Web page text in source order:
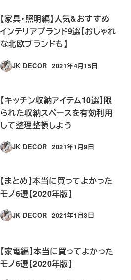
【家具・照明編】人気&おすすめ
インテリアブランド9選【おしゃれ
な北欧ブランドも】
JK DECOR 投稿日
2021年4月15日
【キッチン収納アイテム10選】限
られた収納スペースを有効利用
して整理整頓しよう
JK DECOR 投稿日
2021年1月9日
【まとめ】本当に買ってよかった
モノ6選【2020年版】
JK DECOR 投稿日
2021年1月3日
【家電編】本当に買ってよかった
モノ6選【2020年版】